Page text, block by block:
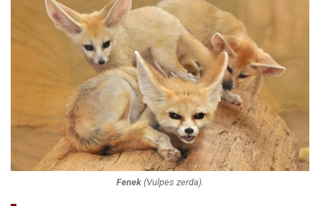
Fenek (Vulpes zerda).